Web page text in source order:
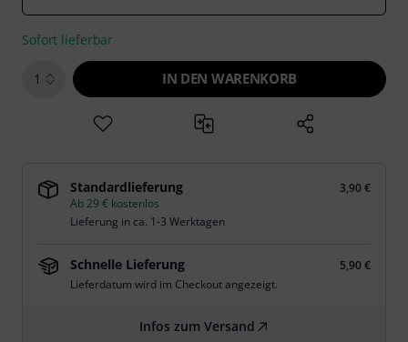
Sofort lieferbar
1 IN DEN WARENKORB
Standardlieferung
3,90 €
Ab 29 € kostenlos
Lieferung in ca. 1-3 Werktagen
Schnelle Lieferung
5,90 €
Lieferdatum wird im Checkout angezeigt.
Infos zum Versand